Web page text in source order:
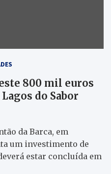
800 mil euros
do Sabor
da Barca, em
um investimento de
estar concluída em